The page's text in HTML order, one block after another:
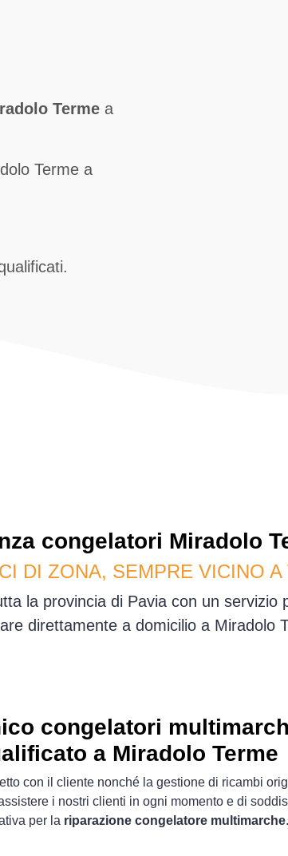
Terme a
Terme a
congelatori Miradolo
DI ZONA, SEMPRE VICINO A
la provincia di Pavia con un servizio
direttamente a domicilio a Miradolo
congelatori
a Miradolo Terme
con il cliente nonché la gestione di ricambi
i nostri clienti in ogni momento e di
per la riparazione congelatore multimarche.